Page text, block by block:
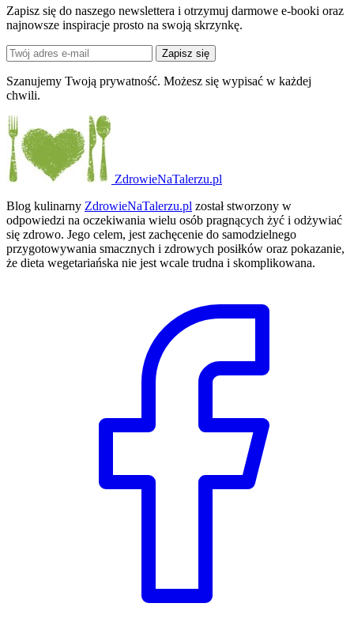
Zapisz się do naszego newslettera i otrzymuj darmowe e-booki oraz
najnowsze inspiracje prosto na swoją skrzynkę.
Zapisz się
Szanujemy Twoją prywatność. Możesz się wypisać w każdej
chwili.
ZdrowieNaTalerzu.pl
Blog kulinarny ZdrowieNaTalerzu.pl został stworzony w
odpowiedzi na oczekiwania wielu osób pragnących żyć i odżywiać
się zdrowo. Jego celem, jest zachęcenie do samodzielnego
przygotowywania smacznych i zdrowych posiłków oraz pokazanie,
że dieta wegetariańska nie jest wcale trudna i skomplikowana.